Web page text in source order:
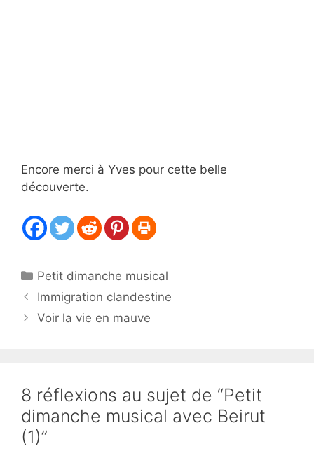
Encore merci à Yves pour cette belle
découverte.
Catégories
Petit dimanche musical
Immigration clandestine
Voir la vie en mauve
8 réflexions au sujet de “Petit
dimanche musical avec Beirut
(1)”